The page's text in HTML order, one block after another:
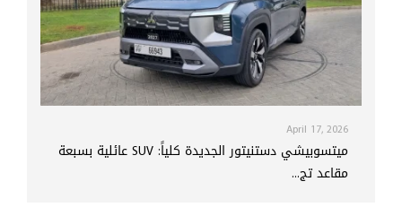
April 17, 2026
ميتسوبيشي دستنيتور الجديدة كلياً: SUV عائلية بسبعة
مقاعد تج...